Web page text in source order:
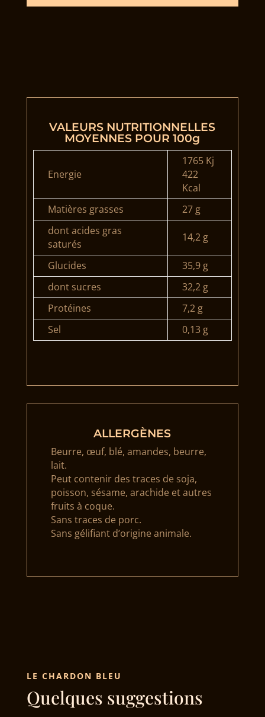
VALEURS NUTRITIONNELLES
MOYENNES POUR 100g
Energie
1765 Kj
422
Kcal
Matières grasses
27 g
dont acides gras
saturés
14,2 g
Glucides
35,9 g
dont sucres
32,2 g
Protéines
7,2 g
Sel
0,13 g
ALLERGÈNES
Beurre, œuf, blé, amandes, beurre,
lait.
Peut contenir des traces de soja,
poisson, sésame, arachide et autres
fruits à coque.
Sans traces de porc.
Sans gélifiant d’origine animale.
LE CHARDON BLEU
Quelques suggestions